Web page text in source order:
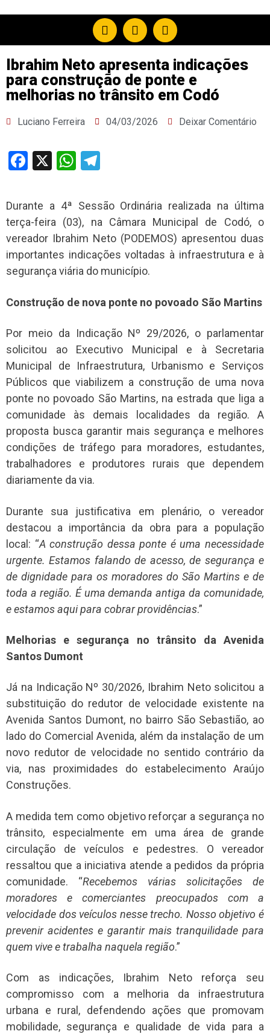
Ibrahim Neto apresenta indicações
para construção de ponte e
melhorias no trânsito em Codó
Luciano Ferreira 04/03/2026 Deixar Comentário
Facebook
X WhatsApp
Durante a 4ª Sessão Ordinária realizada na última
terça-feira (03), na Câmara Municipal de Codó, o
vereador Ibrahim Neto (PODEMOS) apresentou duas
importantes indicações voltadas à infraestrutura e à
segurança viária do município.
Construção de nova ponte no povoado São Martins
Por meio da Indicação Nº 29/2026, o parlamentar
solicitou ao Executivo Municipal e à Secretaria
Municipal de Infraestrutura, Urbanismo e Serviços
Públicos que viabilizem a construção de uma nova
ponte no povoado São Martins, na estrada que liga a
comunidade às demais localidades da região. A
proposta busca garantir mais segurança e melhores
condições de tráfego para moradores, estudantes,
trabalhadores e produtores rurais que dependem
diariamente da via.
Durante sua justificativa em plenário, o vereador
destacou a importância da obra para a população
local: “A construção dessa ponte é uma necessidade
urgente. Estamos falando de acesso, de segurança e
de dignidade para os moradores do São Martins e de
toda a região. É uma demanda antiga da comunidade,
e estamos aqui para cobrar providências.”
Melhorias e segurança no trânsito da Avenida
Santos Dumont
Já na Indicação Nº 30/2026, Ibrahim Neto solicitou a
substituição do redutor de velocidade existente na
Avenida Santos Dumont, no bairro São Sebastião, ao
lado do Comercial Avenida, além da instalação de um
novo redutor de velocidade no sentido contrário da
via, nas proximidades do estabelecimento Araújo
Construções.
A medida tem como objetivo reforçar a segurança no
trânsito, especialmente em uma área de grande
circulação de veículos e pedestres. O vereador
ressaltou que a iniciativa atende a pedidos da própria
comunidade. “Recebemos várias solicitações de
moradores e comerciantes preocupados com a
velocidade dos veículos nesse trecho. Nosso objetivo é
prevenir acidentes e garantir mais tranquilidade para
quem vive e trabalha naquela região.”
Com as indicações, Ibrahim Neto reforça seu
compromisso com a melhoria da infraestrutura
urbana e rural, defendendo ações que promovam
mobilidade, segurança e qualidade de vida para a